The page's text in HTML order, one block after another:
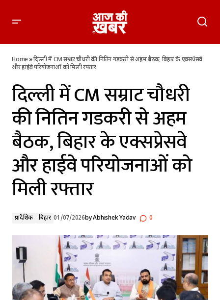
एक्सप्रेसवे और हाईवे परियोजनाओं को मिली रफ्तार
Home»दिल्ली में CM सम्राट चौधरी की नितिन गडकरी से अहम बैठक, बिहार के एक्सप्रेसवे
और हाईवे परियोजनाओं को मिली रफ्तार
दिल्ली में CM सम्राट चौधरी
की नितिन गडकरी से अहम
बैठक, बिहार के एक्सप्रेसवे
और हाईवे परियोजनाओं को
मिली रफ्तार
प्रादेशिक बिहार 01/07/2026byAbhishek Yadav 0